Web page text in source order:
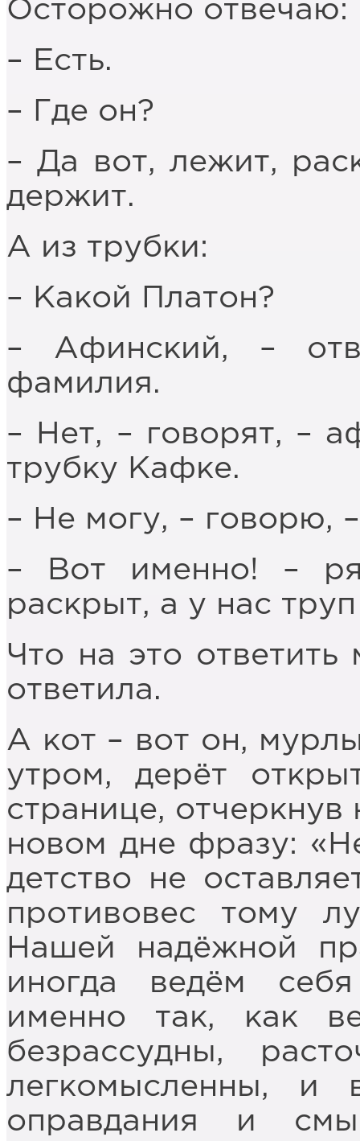
Осторожно отвечаю:
– Есть.
– Где он?
– Да вот, лежит,
держит.
А из трубки:
– Какой Платон?
– Афинский, –
фамилия.
– Нет, – говорят, –
трубку Кафке.
– Не могу, – говорю,
– Вот именно! –
раскрыт, а у нас
Что на это
ответила.
А кот – вот он,
утром, дерёт
странице,
новом дне фразу:
детство не
противовес тому
Нашей надёжной
иногда ведём
именно так, как
безрассудны,
легкомысленны, и
оправдания и